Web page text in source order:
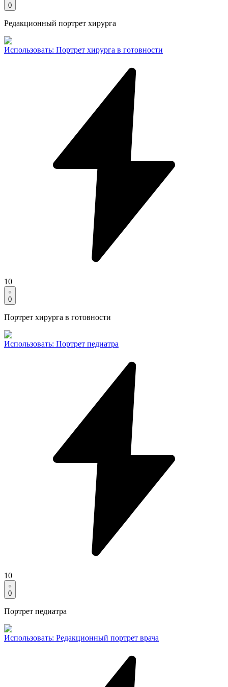
0
Редакционный портрет хирурга
Использовать: Портрет хирурга в готовности
10
0
Портрет хирурга в готовности
Использовать: Портрет педиатра
10
0
Портрет педиатра
Использовать: Редакционный портрет врача